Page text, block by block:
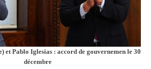
et Pablo Iglesias : accord de gouvernemen le 30
décembre